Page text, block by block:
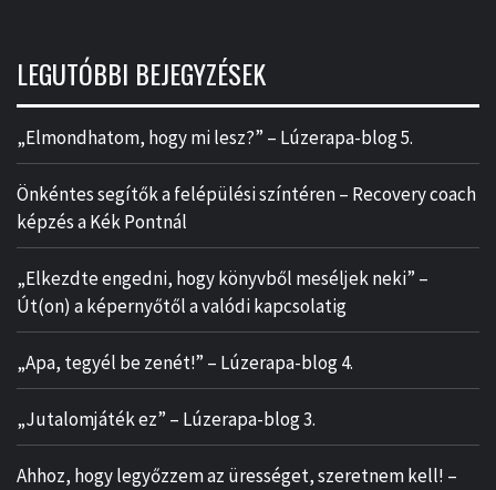
LEGUTÓBBI BEJEGYZÉSEK
„Elmondhatom, hogy mi lesz?” – Lúzerapa-blog 5.
Önkéntes segítők a felépülési színtéren – Recovery coach
képzés a Kék Pontnál
„Elkezdte engedni, hogy könyvből meséljek neki” –
Út(on) a képernyőtől a valódi kapcsolatig
„Apa, tegyél be zenét!” – Lúzerapa-blog 4.
„Jutalomjáték ez” – Lúzerapa-blog 3.
Ahhoz, hogy legyőzzem az ürességet, szeretnem kell! –